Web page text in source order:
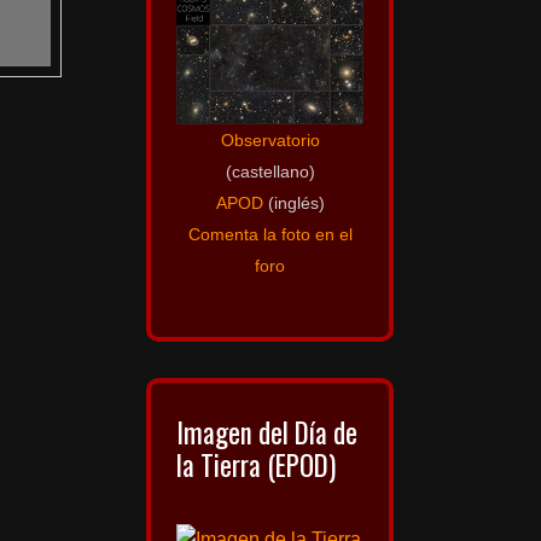
Observatorio
(castellano)
APOD(inglés)
Comenta la foto en el
foro
Imagen del Día de
la Tierra (EPOD)